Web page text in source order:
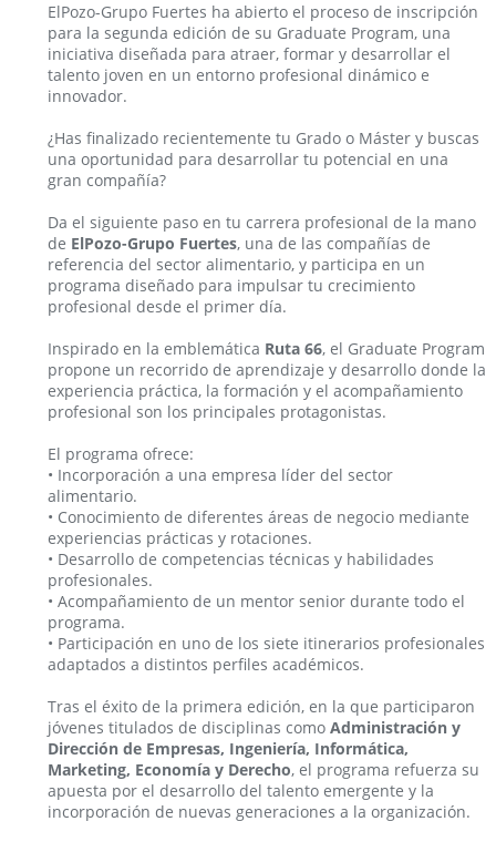
ElPozo-Grupo Fuertes ha abierto el proceso de inscripción
para la segunda edición de su Graduate Program, una
iniciativa diseñada para atraer, formar y desarrollar el
talento joven en un entorno profesional dinámico e
innovador.
¿Has finalizado recientemente tu Grado o Máster y buscas
una oportunidad para desarrollar tu potencial en una
gran compañía?
Da el siguiente paso en tu carrera profesional de la mano
de ElPozo-Grupo Fuertes, una de las compañías de
referencia del sector alimentario, y participa en un
programa diseñado para impulsar tu crecimiento
profesional desde el primer día.
Inspirado en la emblemática Ruta 66, el Graduate Program
propone un recorrido de aprendizaje y desarrollo donde la
experiencia práctica, la formación y el acompañamiento
profesional son los principales protagonistas.
El programa ofrece:
• Incorporación a una empresa líder del sector
alimentario.
• Conocimiento de diferentes áreas de negocio mediante
experiencias prácticas y rotaciones.
• Desarrollo de competencias técnicas y habilidades
profesionales.
• Acompañamiento de un mentor senior durante todo el
programa.
• Participación en uno de los siete itinerarios profesionales
adaptados a distintos perfiles académicos.
Tras el éxito de la primera edición, en la que participaron
jóvenes titulados de disciplinas como Administración y
Dirección de Empresas, Ingeniería, Informática,
Marketing, Economía y Derecho, el programa refuerza su
apuesta por el desarrollo del talento emergente y la
incorporación de nuevas generaciones a la organización.